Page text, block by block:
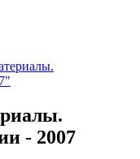
- 2007